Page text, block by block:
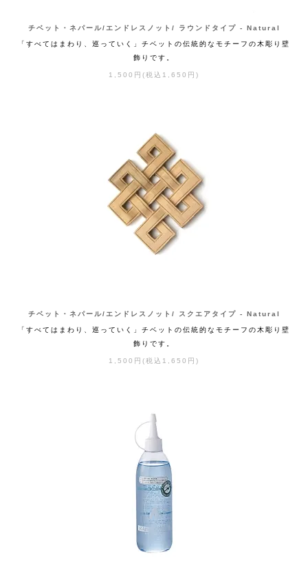
チベット・ネパール/エンドレスノット/ ラウンドタイプ - Natural
「すべてはまわり、巡っていく」チベットの伝統的なモチーフの木彫り壁
飾りです。
1,500円(税込1,650円)
チベット・ネパール/エンドレスノット/ スクエアタイプ - Natural
「すべてはまわり、巡っていく」チベットの伝統的なモチーフの木彫り壁
飾りです。
1,500円(税込1,650円)